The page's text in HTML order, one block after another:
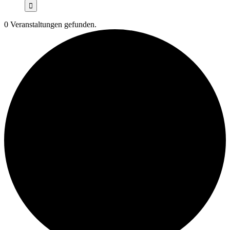
0 Veranstaltungen gefunden.